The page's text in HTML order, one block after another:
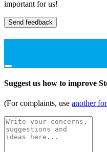
important for us!
Send feedback
Suggest us how to improve
(For complaints, use another